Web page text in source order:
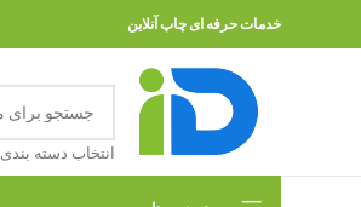
خدمات حرفه ای چاپ آنلاین
انتخاب دسته بندی